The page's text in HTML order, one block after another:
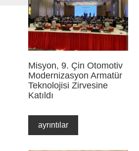
Misyon, 9. Çin Otomotiv
Modernizasyon Armatür
Teknolojisi Zirvesine
Katıldı
ayrıntılar